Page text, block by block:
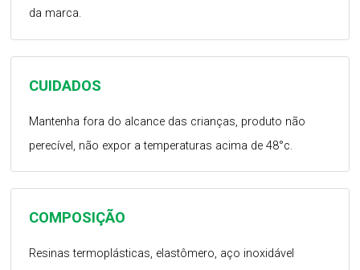
COMPOSIÇÃO
Resinas termoplásticas, elastômero, aço inoxidável
CUIDADOS
Mantenha fora do alcance das crianças, produto não
perecível, não expor a temperaturas acima de 48°c.
da marca.